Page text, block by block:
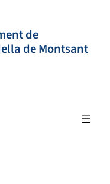
de
de Montsant